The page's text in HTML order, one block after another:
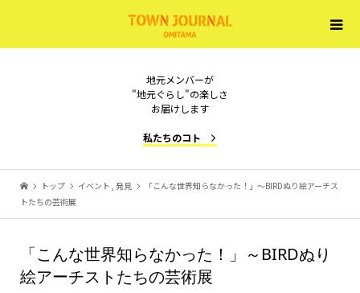
地元メンバーが
"地元ぐらし"の楽しさ
お届けします
私たちのコト
トップ イベント , 発見
「こんな世界知らなかった！」～BIRDぬり絵アーチス
トたちの芸術展
「こんな世界知らなかった！」～BIRDぬり
絵アーチストたちの芸術展